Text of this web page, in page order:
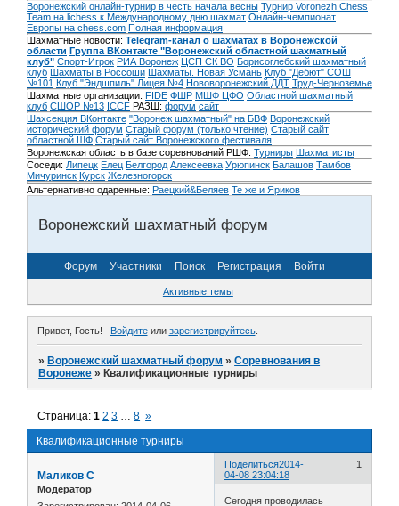
Воронежский онлайн-турнир в честь начала весны Турнир Voronezh Chess
Team на lichess к Международному дню шахмат Онлайн-чемпионат
Европы на chess.com Полная информация
Шахматные новости: Telegram-канал о шахматах в Воронежской
области Группа ВКонтакте "Воронежский областной шахматный
клуб" Спорт-Игрок РИА Воронеж ЦСП СК ВО Борисоглебский шахматный
клуб Шахматы в Россоши Шахматы. Новая Усмань Клуб "Дебют" СОШ
№101 Клуб "Эндшпиль" Лицея №4 Нововоронежский ДДТ Труд-Черноземье
Шахматные организации: FIDE ФШР МШФ ЦФО Областной шахматный
клуб СШОР №13 ICCF РАЗШ: форум сайт
Шахсекция ВКонтакте "Воронеж шахматный" на БВФ Воронежский
исторический форум Cтарый форум (только чтение) Старый сайт
областной ШФ Старый сайт Воронежского фестиваля
Воронежская область в базе соревнований РШФ: Турниры Шахматисты
Соседи: Липецк Елец Белгород Алексеевка Урюпинск Балашов Тамбов
Мичуринск Курск Железногорск
Альтернативно одаренные: Раецкий&Беляев Те же и Яриков
Воронежский шахматный форум
Форум Участники Поиск Регистрация Войти
Активные темы
Привет, Гость! Войдитеили зарегистрируйтесь.
»Воронежский шахматный форум »Соревнования в
Воронеже »Квалификационные турниры
Квалификационные турниры
Страница:1 2 3 … 8 »
Поделиться 1
2014-
04-08 23:04:18
Маликов С
Модератор
Сегодня проводилась